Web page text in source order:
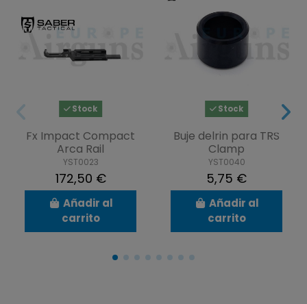
Stock
Fx Impact Compact
Arca Rail
YST0023
172,50 €
Añadir al
carrito
Stock
Buje delrin para TRS
Clamp
YST0040
5,75 €
Añadir al
carrito